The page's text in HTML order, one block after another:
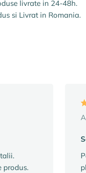
livrate in 24-48h.
si Livrat in Romania.
produs.